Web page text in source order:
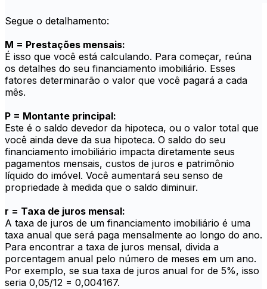
Segue o detalhamento:
M = Prestações mensais:
É isso que você está calculando. Para começar, reúna
os detalhes do seu financiamento imobiliário. Esses
fatores determinarão o valor que você pagará a cada
mês.
P = Montante principal:
Este é o saldo devedor da hipoteca, ou o valor total que
você ainda deve da sua hipoteca. O saldo do seu
financiamento imobiliário impacta diretamente seus
pagamentos mensais, custos de juros e patrimônio
líquido do imóvel. Você aumentará seu senso de
propriedade à medida que o saldo diminuir.
r = Taxa de juros mensal:
A taxa de juros de um financiamento imobiliário é uma
taxa anual que será paga mensalmente ao longo do ano.
Para encontrar a taxa de juros mensal, divida a
porcentagem anual pelo número de meses em um ano.
Por exemplo, se sua taxa de juros anual for de 5%, isso
seria 0,05/12 = 0,004167.